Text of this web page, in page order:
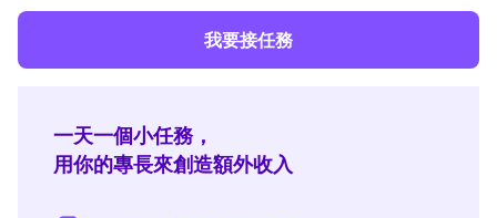
我要接任務
一天一個小任務，
用你的專長來創造額外收入